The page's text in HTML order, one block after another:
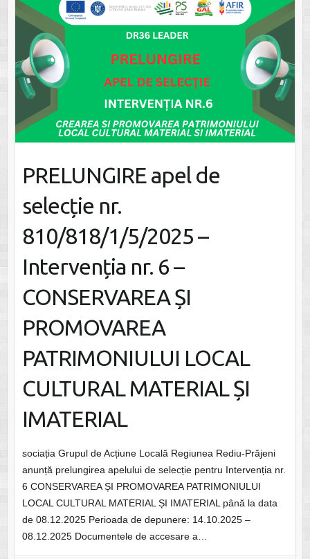
PRELUNGIRE apel de
selecție nr.
810/818/1/5/2025 –
Intervenția nr. 6 –
CONSERVAREA ȘI
PROMOVAREA
PATRIMONIULUI LOCAL
CULTURAL MATERIAL ȘI
IMATERIAL
sociația Grupul de Acțiune Locală Regiunea Rediu-Prăjeni
anunță prelungirea apelului de selecție pentru Intervenția nr.
6 CONSERVAREA ȘI PROMOVAREA PATRIMONIULUI
LOCAL CULTURAL MATERIAL ȘI IMATERIAL până la data
de 08.12.2025 Perioada de depunere: 14.10.2025 –
08.12.2025 Documentele de accesare a…